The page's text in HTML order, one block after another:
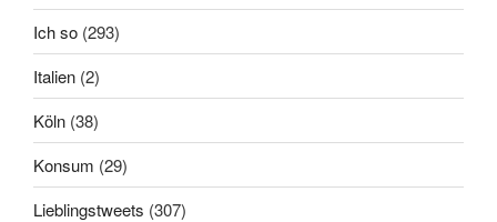
Ich so (293)
Italien (2)
Köln (38)
Konsum (29)
Lieblingstweets (307)